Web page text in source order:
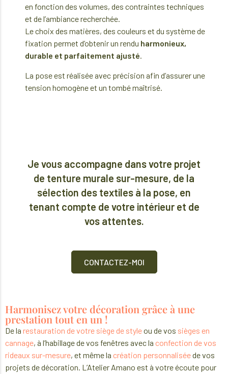
en fonction des volumes, des contraintes techniques
et de l’ambiance recherchée.
Le choix des matières, des couleurs et du système de
fixation permet d’obtenir un rendu harmonieux,
durable et parfaitement ajusté.
La pose est réalisée avec précision afin d’assurer une
tension homogène et un tombé maîtrisé.
Je vous accompagne dans votre projet
de tenture murale sur-mesure, de la
sélection des textiles à la pose, en
tenant compte de votre intérieur et de
vos attentes.
CONTACTEZ-MOI
Harmonisez votre décoration grâce à une
prestation tout en un !
De la restauration de votre siège de styleou de vos sièges en
cannage, à l’habillage de vos fenêtres avec la confection de vos
rideaux sur-mesure, et même la création personnaliséede vos
projets de décoration. L’Atelier Amano est à votre écoute pour